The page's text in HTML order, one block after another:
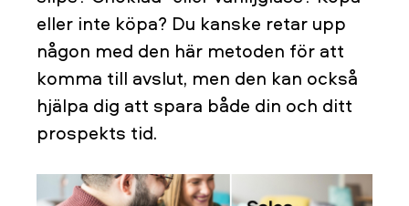
eller inte köpa? Du kanske retar upp
någon med den här metoden för att
komma till avslut, men den kan också
hjälpa dig att spara både din och ditt
prospekts tid.